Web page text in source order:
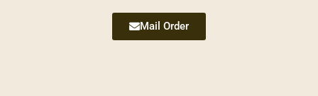
Mail Order